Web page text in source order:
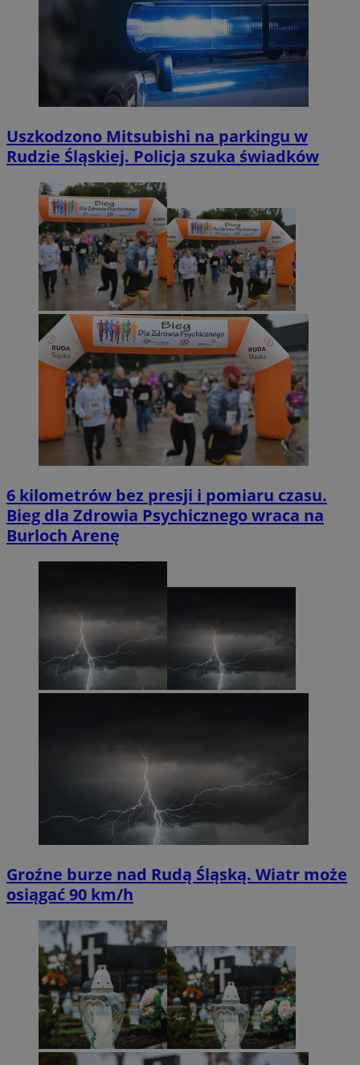
Uszkodzono Mitsubishi na parkingu w
Rudzie Śląskiej. Policja szuka świadków
6 kilometrów bez presji i pomiaru czasu.
Bieg dla Zdrowia Psychicznego wraca na
Burloch Arenę
Groźne burze nad Rudą Śląską. Wiatr może
osiągać 90 km/h